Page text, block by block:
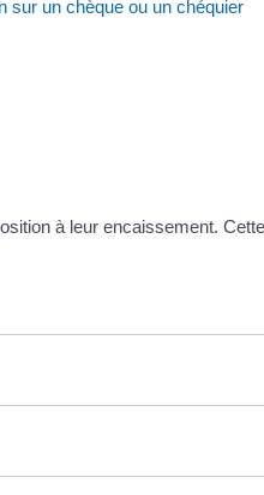
sur un chèque ou un chéquier
à leur encaissement.